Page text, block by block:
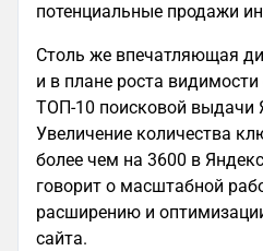
потенциальные продажи
Столь же впечатляющая
и в плане роста
ТОП-10 поисковой выдачи
Увеличение количества
более чем на 3600 в
говорит о масштабной
расширению и
сайта.